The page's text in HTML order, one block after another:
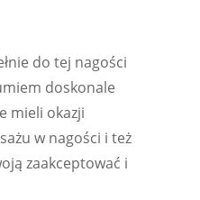
do tej nagości
doskonale
mieli okazji
w nagości i też
zaakceptować i